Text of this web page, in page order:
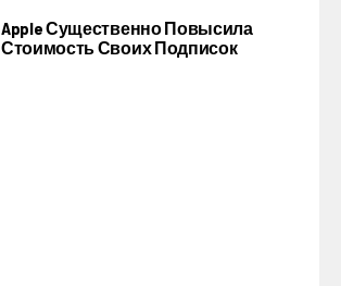
Apple Существенно Повысила
Стоимость Своих Подписок